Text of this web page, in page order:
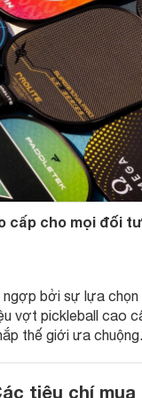
cấp cho mọi đối
bởi sự lựa
vợt pickleball cao
thế giới ưa chuộng.
tiêu chí